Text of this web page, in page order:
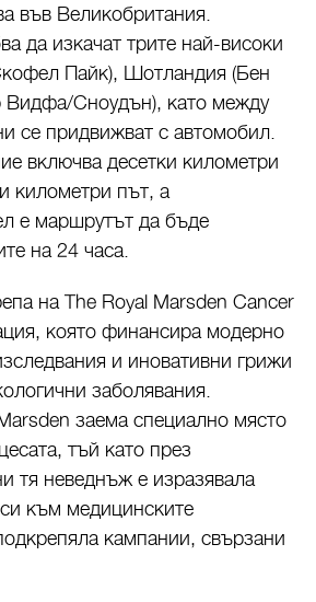
във Великобритания.
да изкачат трите най-високи
Пайк), Шотландия (Бен
Видфа/Сноудън), като между
се придвижват с автомобил.
включва десетки километри
километри път, а
е маршрутът да бъде
на 24 часа.
на The Royal Marsden Cancer
която финансира модерно
и иновативни грижи
заболявания.
заема специално място
тъй като през
тя неведнъж е изразявала
към медицинските
кампании, свързани